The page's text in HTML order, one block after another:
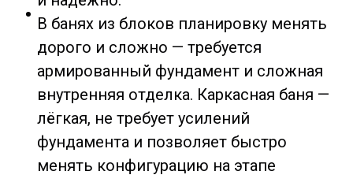
В банях из блоков планировку менять
дорого и сложно — требуется
армированный фундамент и сложная
внутренняя отделка. Каркасная баня —
лёгкая, не требует усилений
фундамента и позволяет быстро
менять конфигурацию на этапе